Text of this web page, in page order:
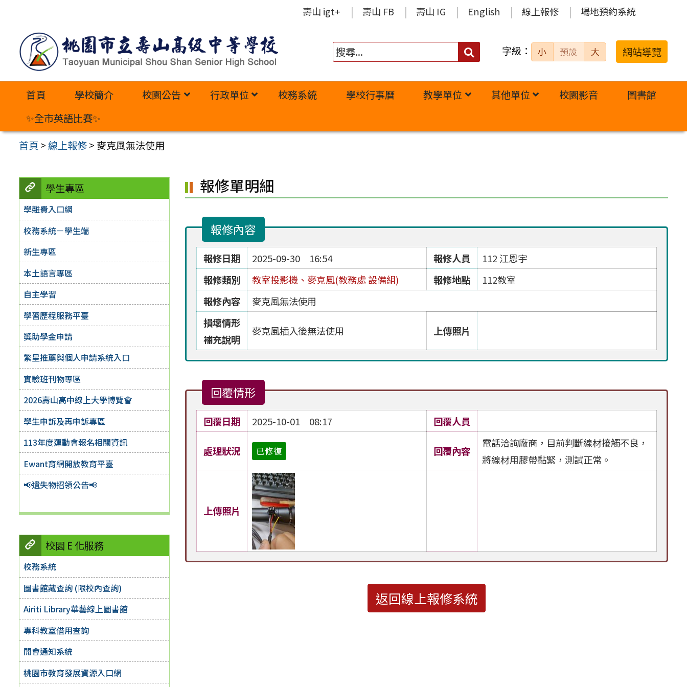
內
壽山 igt+ 壽山 FB 壽山 IG English 線上報修 場地預約系統
搜
字級： 小 預設 大 網站導覽
首頁 學校簡介 校園公告 行政單位 校務系統 學校行事曆 教學單位 其他單位 校園影音
圖書館
✨全市英語比賽✨
首頁 >線上報修> 麥克風無法使用
學生專區
學雜費入口網
校務系統－學生端
新生專區
本土語言專區
自主學習
學習歷程服務平臺
獎助學金申請
繁星推薦與個人申請系統入口
實驗班刊物專區
2026壽山高中線上大學博覽會
學生申訴及再申訴專區
113年度運動會報名相關資訊
Ewant育網開放教育平臺
📢遺失物招領公告📢
校園 E 化服務
校務系統
圖書館藏查詢 (限校內查詢)
Airiti Library華藝線上圖書館
專科教室借用查詢
開會通知系統
桃園市教育發展資源入口網
報修單明細
報修內容
報修日期 2025-09-30 16:54 報修人員
112 江恩宇
報修類別
教室投影機、麥克風(教務處 設備組) 報修地點
112教室
報修內容
麥克風無法使用
損壞情形
補充說明
麥克風插入後無法使用 上傳照片
回覆情形
回覆日期 2025-10-01 08:17 回覆人員
處理狀況 已修復 回覆內容
電話洽詢廠商，目前判斷線材接觸不良，
將線材用膠帶黏緊，測試正常。
上傳照片
返回線上報修系統